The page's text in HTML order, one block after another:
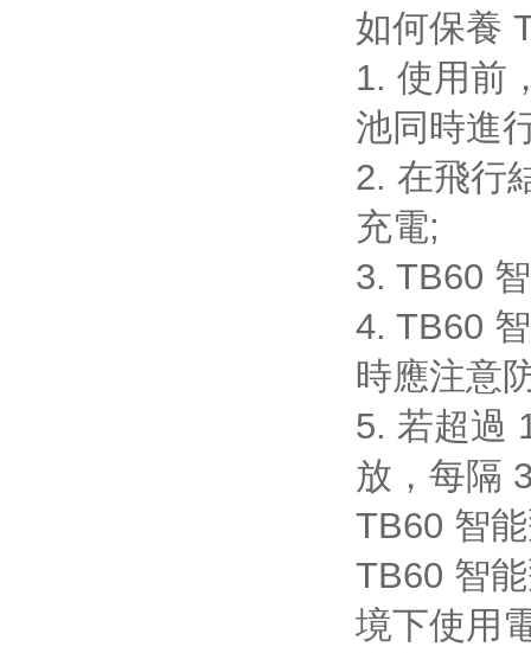
如何保養
1. 使用前
池同時進
2. 在飛行結
充電;
3. TB60
4. TB60
時應注意防
5. 若超過
放，每
TB60 智
TB60 智
境下使用